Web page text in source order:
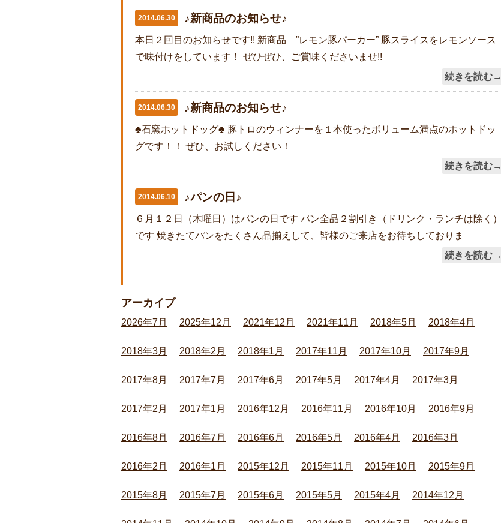
2014.06.30 ♪新商品のお知らせ♪
本日２回目のお知らせです!! 新商品 ”レモン豚パーカー” 豚スライスをレモンソース
で味付けをしています！ ぜひぜひ、ご賞味くださいませ!!
続きを読む→
2014.06.30 ♪新商品のお知らせ♪
♣石窯ホットドッグ♣ 豚トロのウィンナーを１本使ったボリューム満点のホットドッ
グです！！ ぜひ、お試しください！
続きを読む→
2014.06.10 ♪パンの日♪
６月１２日（木曜日）はパンの日です パン全品２割引き（ドリンク・ランチは除く）
です 焼きたてパンをたくさん品揃えして、皆様のご来店をお待ちしておりま
続きを読む→
アーカイブ
2026年7月 2025年12月 2021年12月 2021年11月 2018年5月 2018年4月
2018年3月 2018年2月 2018年1月 2017年11月 2017年10月 2017年9月
2017年8月 2017年7月 2017年6月 2017年5月 2017年4月 2017年3月
2017年2月 2017年1月 2016年12月 2016年11月 2016年10月 2016年9月
2016年8月 2016年7月 2016年6月 2016年5月 2016年4月 2016年3月
2016年2月 2016年1月 2015年12月 2015年11月 2015年10月 2015年9月
2015年8月 2015年7月 2015年6月 2015年5月 2015年4月 2014年12月